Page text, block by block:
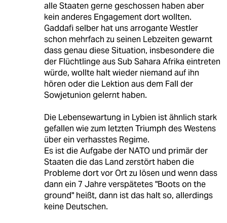
alle Staaten gerne geschossen haben aber
kein anderes Engagement dort wollten.
Gaddafi selber hat uns arrogante Westler
schon mehrfach zu seinen Lebzeiten gewarnt
dass genau diese Situation, insbesondere die
der Flüchtlinge aus Sub Sahara Afrika eintreten
würde, wollte halt wieder niemand auf ihn
hören oder die Lektion aus dem Fall der
Sowjetunion gelernt haben.
Die Lebensewartung in Lybien ist ähnlich stark
gefallen wie zum letzten Triumph des Westens
über ein verhasstes Regime.
Es ist die Aufgabe der NATO und primär der
Staaten die das Land zerstört haben die
Probleme dort vor Ort zu lösen und wenn dass
dann ein 7 Jahre verspätetes "Boots on the
ground" heißt, dann ist das halt so, allerdings
keine Deutschen.